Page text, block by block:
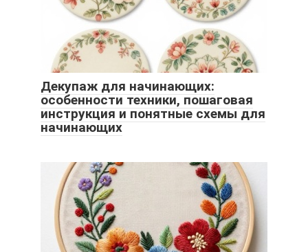
Декупаж для начинающих:
особенности техники, пошаговая
инструкция и понятные схемы для
начинающих